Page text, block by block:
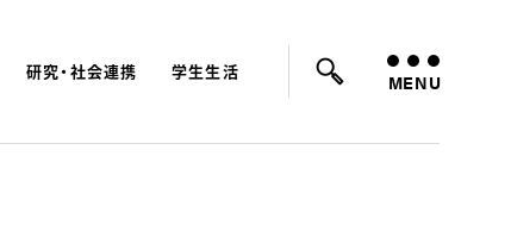
研究・社会連携 学生生活
入試 学費 オープンキャンパス MENU